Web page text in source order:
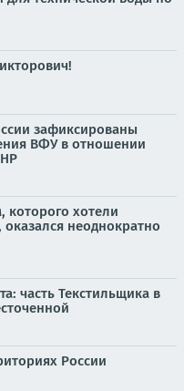
зафиксированы
ВФУ в отношении
хотели
неоднократно
часть Текстильщика в
России